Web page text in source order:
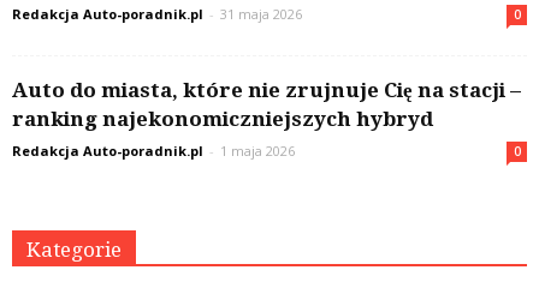
Redakcja Auto-poradnik.pl - 31 maja 2026 0
Auto do miasta, które nie zrujnuje Cię na stacji –
ranking najekonomiczniejszych hybryd
Redakcja Auto-poradnik.pl - 1 maja 2026 0
Kategorie